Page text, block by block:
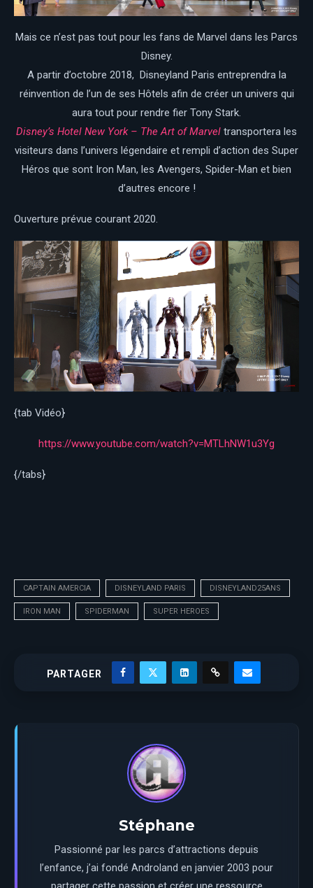
Mais ce n’est pas tout pour les fans de Marvel dans les Parcs
Disney.
A partir d’octobre 2018, Disneyland Paris entreprendra la
réinvention de l’un de ses Hôtels afin de créer un univers qui
aura tout pour rendre fier Tony Stark.
Disney’s Hotel New York – The Art of Marvel transportera les
visiteurs dans l’univers légendaire et rempli d’action des Super
Héros que sont Iron Man, les Avengers, Spider-Man et bien
d’autres encore !
Ouverture prévue courant 2020.
{tab Vidéo}
https://www.youtube.com/watch?v=MTLhNW1u3Yg
{/tabs}
CAPTAIN AMERCIA DISNEYLAND PARIS DISNEYLAND25ANS
IRON MAN SPIDERMAN SUPER HEROES
PARTAGER
Stéphane
Passionné par les parcs d’attractions depuis
l’enfance, j’ai fondé Androland en janvier 2003 pour